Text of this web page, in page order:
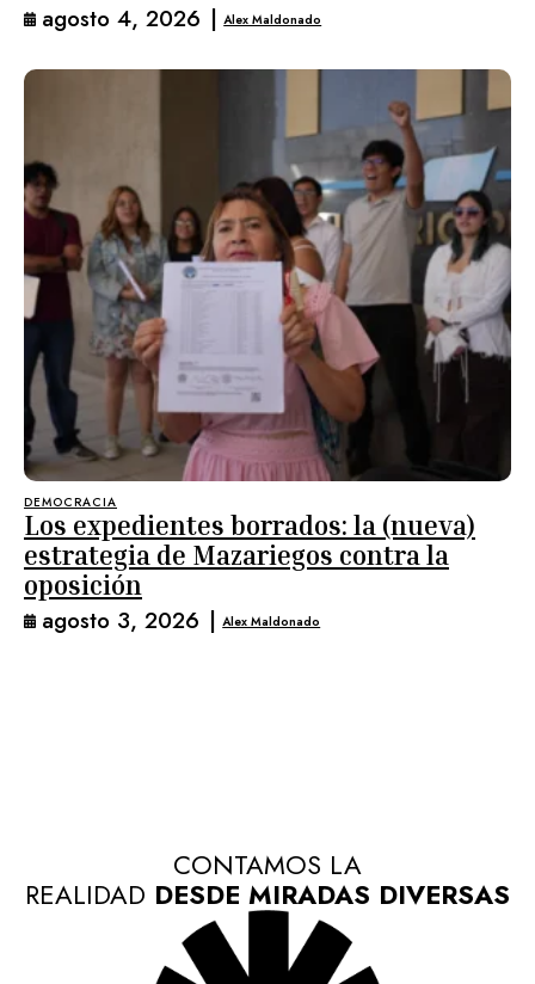
agosto 4, 2026 | Alex Maldonado
DEMOCRACIA
Los expedientes borrados: la (nueva)
estrategia de Mazariegos contra la
oposición
agosto 3, 2026 | Alex Maldonado
CONTAMOS LA
REALIDAD DESDE MIRADAS DIVERSAS